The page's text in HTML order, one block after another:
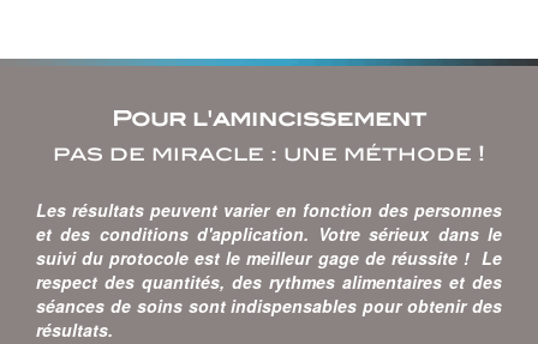
Pour l'amincissement
pas de miracle : une méthode !
Les résultats peuvent varier en fonction des personnes
et des conditions d'application. Votre sérieux dans le
suivi du protocole est le meilleur gage de réussite ! Le
respect des quantités, des rythmes alimentaires et des
séances de soins sont indispensables pour obtenir des
résultats.